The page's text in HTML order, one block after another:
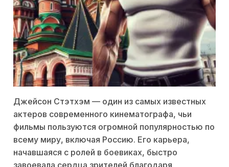
Джейсон Стэтхэм — один из самых известных
актеров современного кинематографа, чьи
фильмы пользуются огромной популярностью по
всему миру, включая Россию. Его карьера,
начавшаяся с ролей в боевиках, быстро